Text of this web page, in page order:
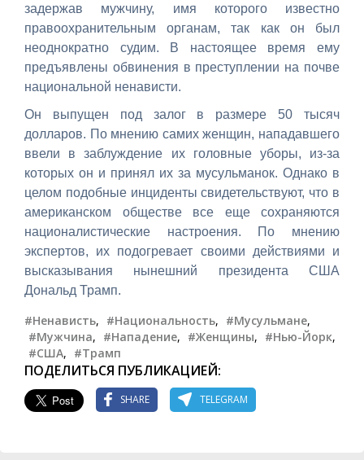
задержав мужчину, имя которого известно
правоохранительным органам, так как он был
неоднократно судим. В настоящее время ему
предъявлены обвинения в преступлении на почве
национальной ненависти.
Он выпущен под залог в размере 50 тысяч
долларов. По мнению самих женщин, нападавшего
ввели в заблуждение их головные уборы, из-за
которых он и принял их за мусульманок. Однако в
целом подобные инциденты свидетельствуют, что в
американском обществе все еще сохраняются
националистические настроения. По мнению
экспертов, их подогревает своими действиями и
высказывания нынешний президента США
Дональд Трамп.
#Ненависть, #Национальность, #Мусульмане,
#Мужчина, #Нападение, #Женщины, #Нью-Йорк,
#США, #Трамп
ПОДЕЛИТЬСЯ ПУБЛИКАЦИЕЙ:
SHARE TELEGRAM